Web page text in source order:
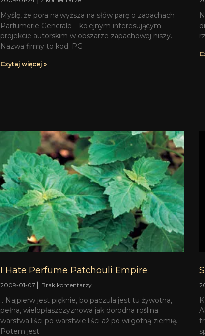
Myślę, że pora najwyższa na słów parę o zapachach
Parfumerie Generale – kolejnym interesującym
projekcie autorskim w obszarze zapachowej niszy.
Nazwa firmy to kod. PG
Czytaj więcej »
I Hate Perfume Patchouli Empire
2009-01-07 Brak komentarzy
.. Najpierw jest pięknie, bo paczula jest tu żywotna,
pełna, wielopłaszczyznowa jak dorodna roślina:
warstwa liści po warstwie liści aż po wilgotną ziemię.
Potem jest